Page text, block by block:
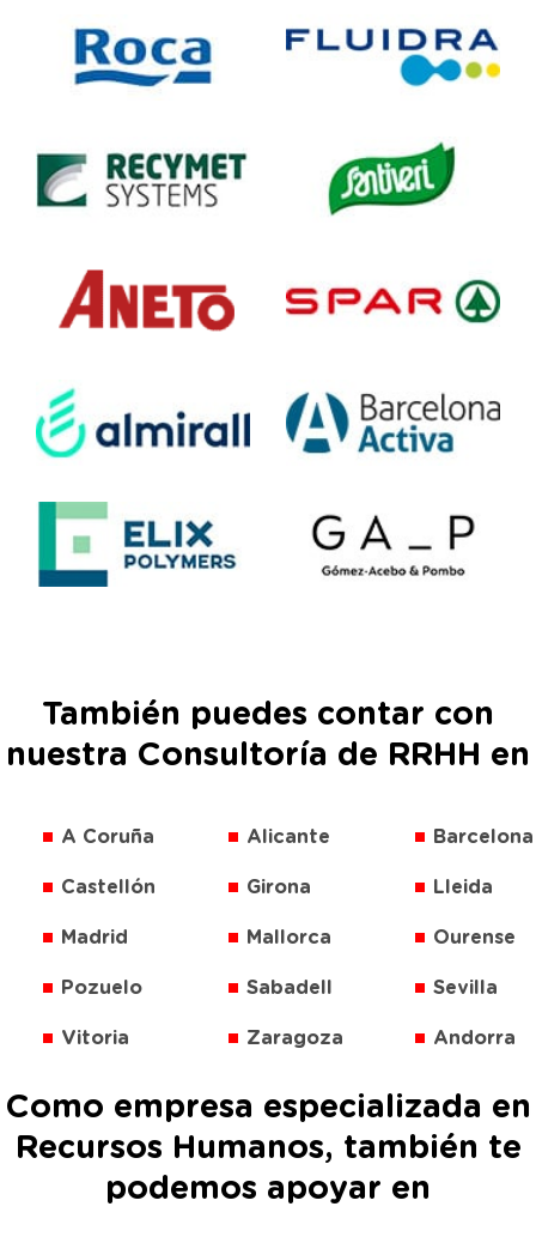
También puedes contar con
nuestra Consultoría de RRHH en
A Coruña Alicante Barcelona
Castellón Girona Lleida
Madrid Mallorca Ourense
Pozuelo Sabadell Sevilla
Vitoria Zaragoza Andorra
Como empresa especializada en
Recursos Humanos, también te
podemos apoyar en